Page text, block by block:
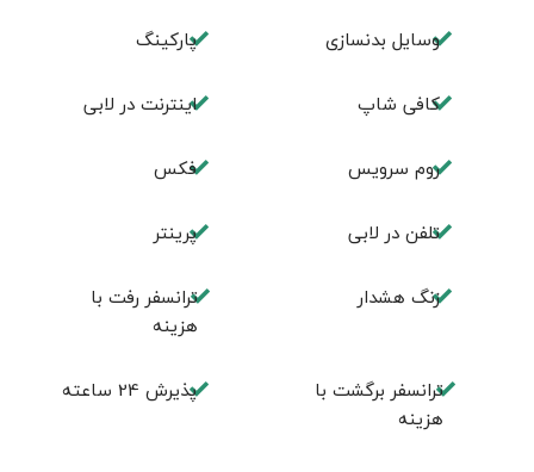
وسایل بدنسازی پاركينگ
كافی شاپ اينترنت در لابی
روم سرويس فكس
تلفن در لابی پرینتر
زنگ هشدار
ترانسفر رفت با
هزینه
ترانسفر برگشت با
هزینه
پذیرش 24 ساعته